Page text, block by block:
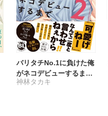
バリタチNo.1に負けた俺
がネコデビューするまで
【単行本版】2【電子限
神林タカキ